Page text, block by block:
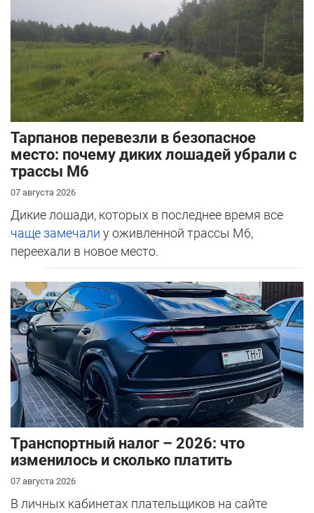
Тарпанов перевезли в безопасное
место: почему диких лошадей убрали с
трассы М6
07 августа 2026
Дикие лошади, которых в последнее время все
чаще замечали у оживленной трассы М6,
переехали в новое место.
Транспортный налог – 2026: что
изменилось и сколько платить
07 августа 2026
В личных кабинетах плательщиков на сайте